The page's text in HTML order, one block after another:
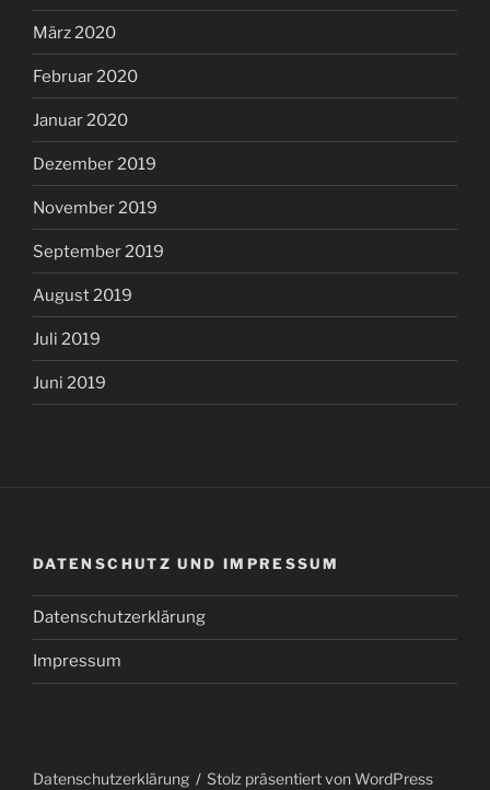
März 2020
Februar 2020
Januar 2020
Dezember 2019
November 2019
September 2019
August 2019
Juli 2019
Juni 2019
DATENSCHUTZ UND IMPRESSUM
Datenschutzerklärung
Impressum
Datenschutzerklärung Stolz präsentiert von WordPress